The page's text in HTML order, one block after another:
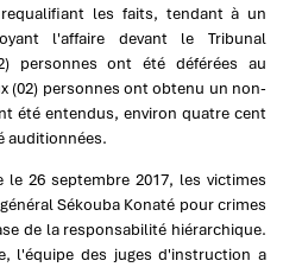
requalifiant les faits, tendant à un
l'affaire devant le Tribunal
personnes ont été déférées au
(02) personnes ont obtenu un non-
été entendus, environ quatre cent
auditionnées.
26 septembre 2017, les victimes
Sékouba Konaté pour crimes
de la responsabilité hiérarchique.
l'équipe des juges d'instruction a